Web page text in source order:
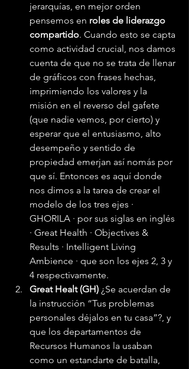
jerarquías, en mejor orden
pensemos en roles de liderazgo
compartido. Cuando esto se capta
como actividad crucial, nos damos
cuenta de que no se trata de llenar
de gráficos con frases hechas,
imprimiendo los valores y la
misión en el reverso del gafete
(que nadie vemos, por cierto) y
esperar que el entusiasmo, alto
desempeño y sentido de
propiedad emerjan así nomás por
que sí. Entonces es aquí donde
nos dimos a la tarea de crear el
modelo de los tres ejes ·
GHORILA · por sus siglas en inglés
· Great Health · Objectives &
Results · Intelligent Living
Ambience · que son los ejes 2, 3 y
4 respectivamente.
Great Healt (GH) ¿Se acuerdan de
la instrucción “Tus problemas
personales déjalos en tu casa”?, y
que los departamentos de
Recursos Humanos la usaban
como un estandarte de batalla,